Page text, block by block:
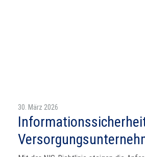
30. März 2026